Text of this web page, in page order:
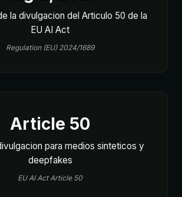
la divulgacion del Articulo 50 de la
EU AI Act
Regulation (EU) 2024/1689
Article 50
para medios sinteticos y
deepfakes
EU AI Act Article 50